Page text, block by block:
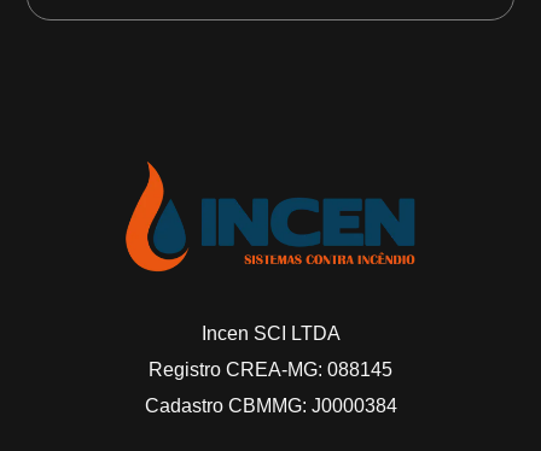
Incen SCI LTDA
Registro CREA-MG: 088145
Cadastro CBMMG: J0000384